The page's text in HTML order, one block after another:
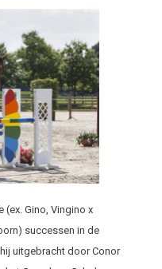
(ex. Gino, Vingino x
successen in de
uitgebracht door Conor